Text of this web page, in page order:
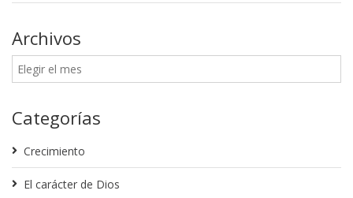
Archivos
Categorías
Crecimiento
El carácter de Dios